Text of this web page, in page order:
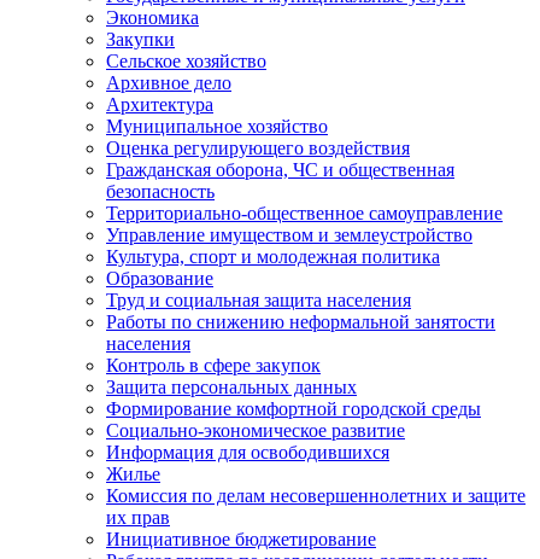
Экономика
Закупки
Сельское хозяйство
Архивное дело
Архитектура
Муниципальное хозяйство
Оценка регулирующего воздействия
Гражданская оборона, ЧС и общественная
безопасность
Территориально-общественное самоуправление
Управление имуществом и землеустройство
Культура, спорт и молодежная политика
Образование
Труд и социальная защита населения
Работы по снижению неформальной занятости
населения
Контроль в сфере закупок
Защита персональных данных
Формирование комфортной городской среды
Социально-экономическое развитие
Информация для освободившихся
Жилье
Комиссия по делам несовершеннолетних и защите
их прав
Инициативное бюджетирование